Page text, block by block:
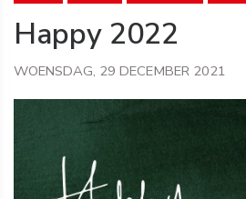
Happy 2022
WOENSDAG, 29 DECEMBER 2021